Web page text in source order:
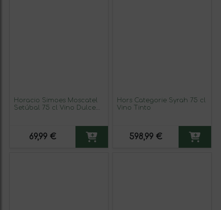
Horacio Simoes Moscatel
Setúbal 75 cl Vino Dulce
69,99 €
Hors Categorie Syrah 75 cl
Vino Tinto
598,99 €